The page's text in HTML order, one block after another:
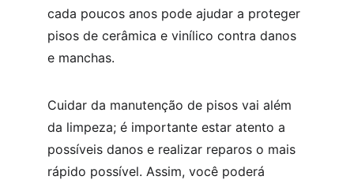
cada poucos anos pode ajudar a proteger
pisos de cerâmica e vinílico contra danos
e manchas.
Cuidar da manutenção de pisos vai além
da limpeza; é importante estar atento a
possíveis danos e realizar reparos o mais
rápido possível. Assim, você poderá